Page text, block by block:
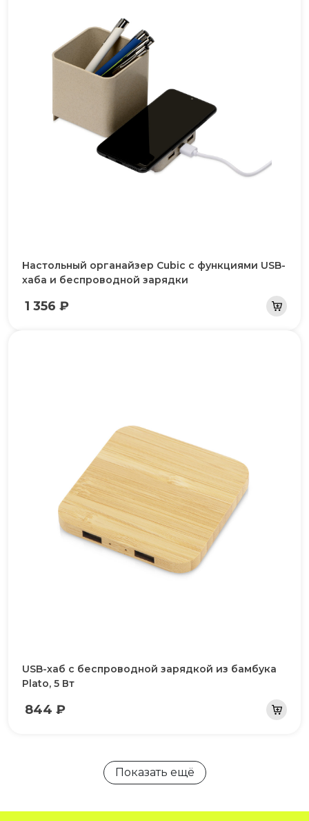
Настольный органайзер Cubic с функциями USB-
хаба и беспроводной зарядки
1 356 ₽
USB-хаб с беспроводной зарядкой из бамбука
Plato, 5 Вт
844 ₽
Показать ещё